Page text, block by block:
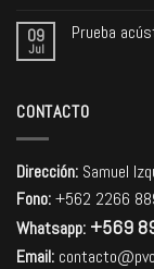
09
Jul
Prueba
CONTACTO
Dirección: Samuel
Fono:+562 2266
Whatsapp: +569
Email: